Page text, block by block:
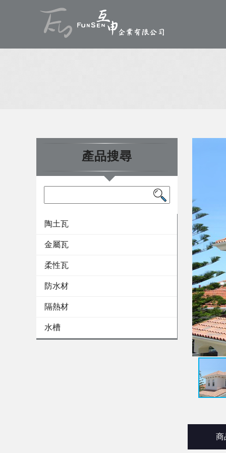
產品搜尋
陶土瓦
金屬瓦
柔性瓦
防水材
隔熱材
水槽
商